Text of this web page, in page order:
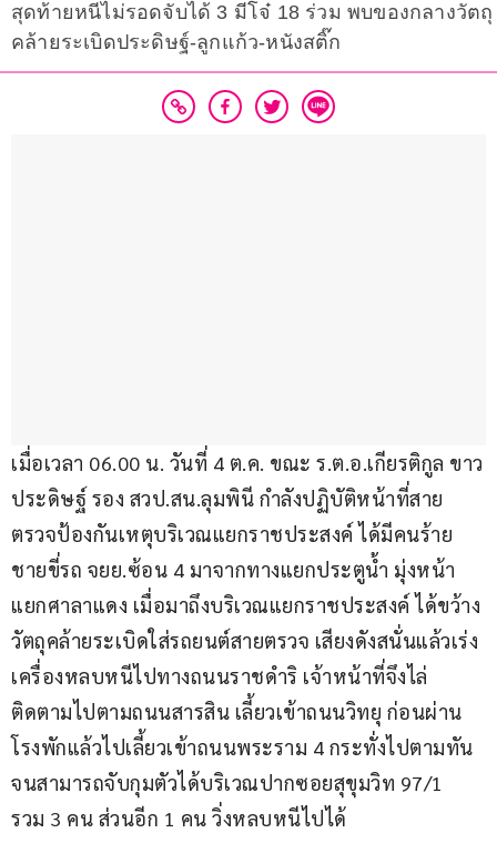
สุดท้ายหนีไม่รอดจับได้ 3 มีโจ๋ 18 ร่วม พบของกลางวัตถุ
คล้ายระเบิดประดิษฐ์-ลูกแก้ว-หนังสติ๊ก
เมื่อเวลา 06.00 น. วันที่ 4 ต.ค. ขณะ ร.ต.อ.เกียรติกูล ขาว
ประดิษฐ์ รอง สวป.สน.ลุมพินี กำลังปฏิบัติหน้าที่สาย
ตรวจป้องกันเหตุบริเวณแยกราชประสงค์ ได้มีคนร้าย
ชายขี่รถ จยย.ซ้อน 4 มาจากทางแยกประตูน้ำ มุ่งหน้า
แยกศาลาแดง เมื่อมาถึงบริเวณแยกราชประสงค์ ได้ขว้าง
วัตถุคล้ายระเบิดใส่รถยนต์สายตรวจ เสียงดังสนั่นแล้วเร่ง
เครื่องหลบหนีไปทางถนนราชดำริ เจ้าหน้าที่จึงไล่
ติดตามไปตามถนนสารสิน เลี้ยวเข้าถนนวิทยุ ก่อนผ่าน
โรงพักแล้วไปเลี้ยวเข้าถนนพระราม 4 กระทั่งไปตามทัน
จนสามารถจับกุมตัวได้บริเวณปากซอยสุขุมวิท 97/1
รวม 3 คน ส่วนอีก 1 คน วิ่งหลบหนีไปได้